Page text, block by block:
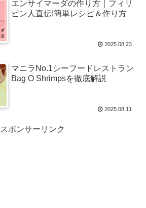
エンサイマーダの作り方｜フィリ
ピン人直伝!簡単レシピ＆作り方
2025.08.23
マニラNo.1シーフードレストラン
Bag O Shrimpsを徹底解説
2025.08.11
スポンサーリンク